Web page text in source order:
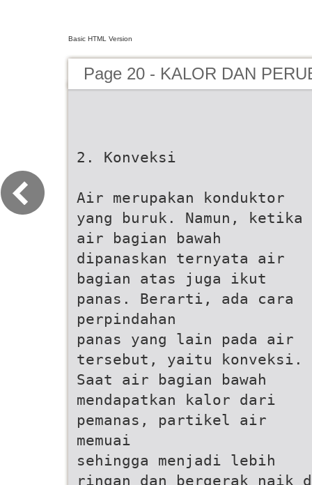
Basic HTML Version
Page 20 - KALOR DAN
2. Konveksi
Air merupakan konduktor
yang buruk. Namun, ketika
air bagian bawah
dipanaskan ternyata air
bagian atas juga ikut
panas. Berarti, ada cara
perpindahan
panas yang lain pada air
tersebut, yaitu konveksi.
Saat air bagian bawah
mendapatkan kalor dari
pemanas, partikel air
memuai
sehingga menjadi lebih
ringan dan bergerak naik